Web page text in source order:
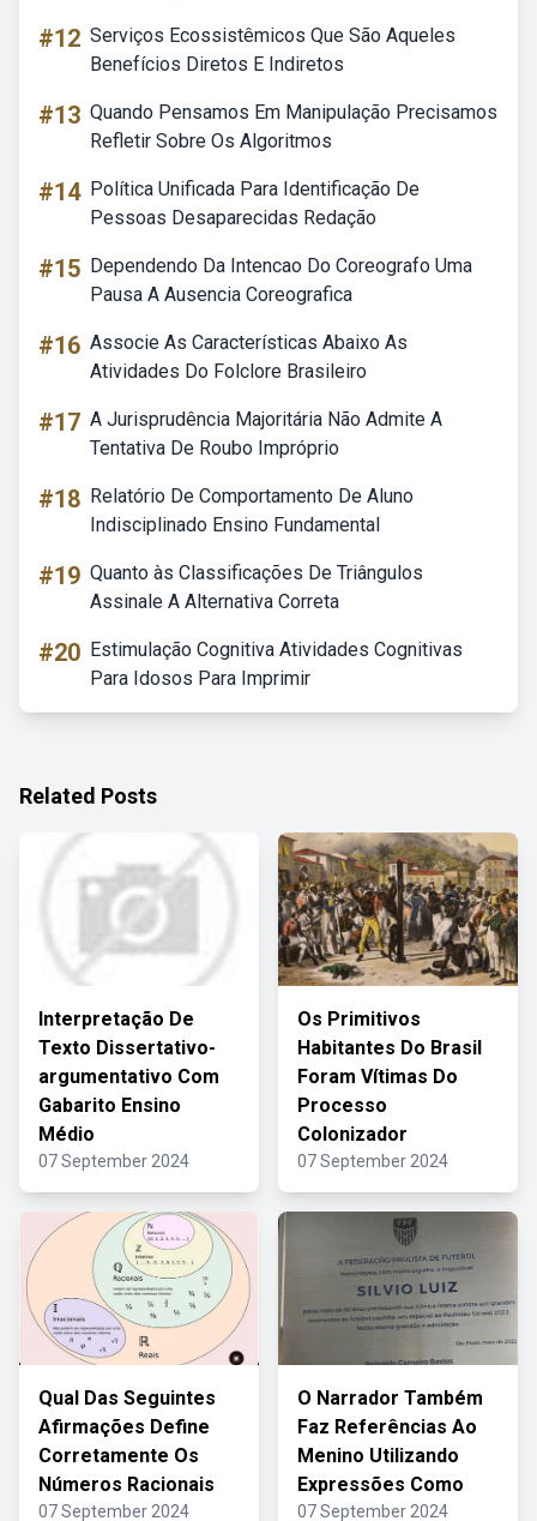
#12 Serviços Ecossistêmicos Que São Aqueles
Benefícios Diretos E Indiretos
#13 Quando Pensamos Em Manipulação Precisamos
Refletir Sobre Os Algoritmos
#14 Política Unificada Para Identificação De
Pessoas Desaparecidas Redação
#15 Dependendo Da Intencao Do Coreografo Uma
Pausa A Ausencia Coreografica
#16 Associe As Características Abaixo As
Atividades Do Folclore Brasileiro
#17 A Jurisprudência Majoritária Não Admite A
Tentativa De Roubo Impróprio
#18 Relatório De Comportamento De Aluno
Indisciplinado Ensino Fundamental
#19 Quanto às Classificações De Triângulos
Assinale A Alternativa Correta
#20 Estimulação Cognitiva Atividades Cognitivas
Para Idosos Para Imprimir
Related Posts
Interpretação De
Texto Dissertativo-
argumentativo Com
Gabarito Ensino
Médio
07 September 2024
Os Primitivos
Habitantes Do Brasil
Foram Vítimas Do
Processo
Colonizador
07 September 2024
Qual Das Seguintes
Afirmações Define
Corretamente Os
Números Racionais
07 September 2024
O Narrador Também
Faz Referências Ao
Menino Utilizando
Expressões Como
07 September 2024